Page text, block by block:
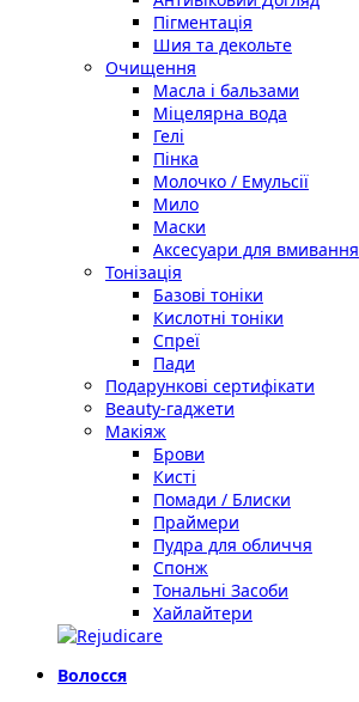
Пігментація
Шия та декольте
Очищення
Масла і бальзами
Міцелярна вода
Гелі
Пінка
Молочко / Емульсії
Мило
Маски
Аксесуари для вмивання
Тонізація
Базові тоніки
Кислотні тоніки
Спреї
Пади
Подарункові сертифікати
Beauty-гаджети
Макіяж
Брови
Кисті
Помади / Блиски
Праймери
Пудра для обличчя
Спонж
Тональні Засоби
Хайлайтери
Волосся